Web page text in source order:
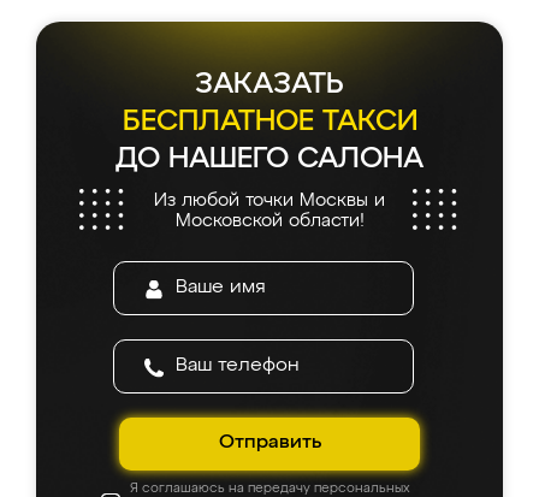
ЗАКАЗАТЬ
БЕСПЛАТНОЕ ТАКСИ
ДО НАШЕГО САЛОНА
Из любой точки Москвы и
Московской области!
Отправить
Я соглашаюсь на передачу персональных